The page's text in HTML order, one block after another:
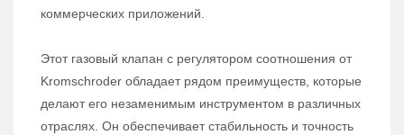
коммерческих приложений.
Этот газовый клапан с регулятором соотношения от
Kromschroder обладает рядом преимуществ, которые
делают его незаменимым инструментом в различных
отраслях. Он обеспечивает стабильность и точность